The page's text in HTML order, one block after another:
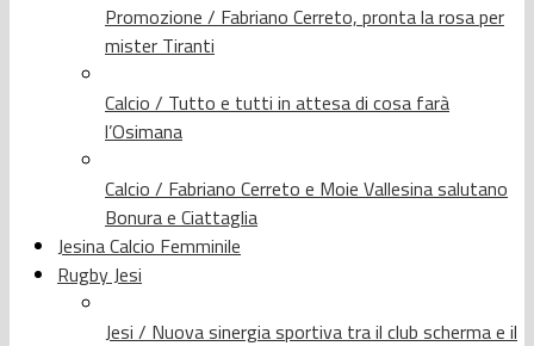
Promozione / Fabriano Cerreto, pronta la rosa per
mister Tiranti
Calcio / Tutto e tutti in attesa di cosa farà
l’Osimana
Calcio / Fabriano Cerreto e Moie Vallesina salutano
Bonura e Ciattaglia
Jesina Calcio Femminile
Rugby Jesi
Jesi / Nuova sinergia sportiva tra il club scherma e il